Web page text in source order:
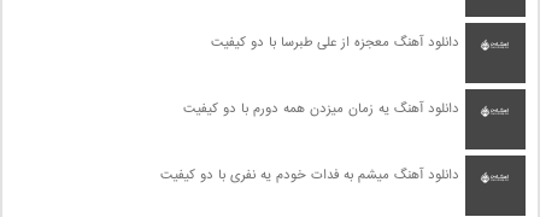
دانلود آهنگ معجزه از علی طبرسا با دو کیفیت
دانلود آهنگ یه زمان میزدن همه دورم با دو کیفیت
دانلود آهنگ میشم به فدات خودم یه نفری با دو کیفیت